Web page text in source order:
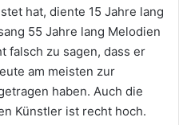
hat, diente 15 Jahre lang
55 Jahre lang Melodien
falsch zu sagen, dass er
am meisten zur
haben. Auch die
Künstler ist recht hoch.